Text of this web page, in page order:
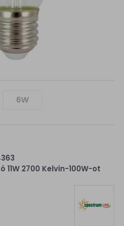
6W
11W 2700 Kelvin-100W-ot